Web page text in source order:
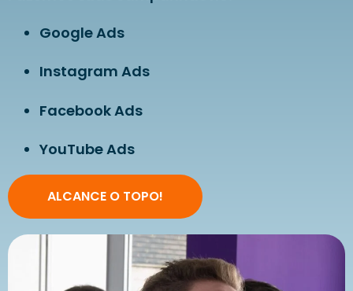
Google Ads
Instagram Ads
Facebook Ads
YouTube Ads
ALCANCE O TOPO!